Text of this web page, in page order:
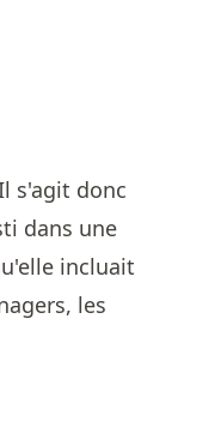
s'agit donc
dans une
incluait
les